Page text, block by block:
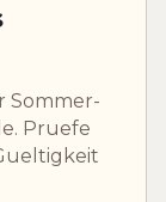
Sommer-
Pruefe